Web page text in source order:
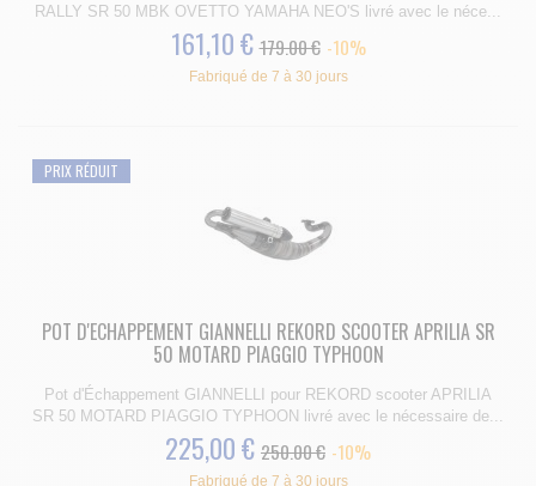
RALLY SR 50 MBK OVETTO YAMAHA NEO'S livré avec le néce...
161,10 € 179.00 € -10%
Fabriqué de 7 à 30 jours
PRIX RÉDUIT
POT D'ECHAPPEMENT GIANNELLI REKORD SCOOTER APRILIA SR
50 MOTARD PIAGGIO TYPHOON
Pot d'Échappement GIANNELLI pour REKORD scooter APRILIA
SR 50 MOTARD PIAGGIO TYPHOON livré avec le nécessaire de...
225,00 € 250.00 € -10%
Fabriqué de 7 à 30 jours